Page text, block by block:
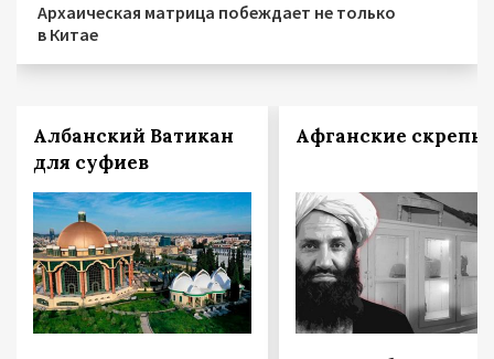
Архаическая матрица побеждает не только
в Китае
Албанский Ватикан
для суфиев
Афганские скрепы